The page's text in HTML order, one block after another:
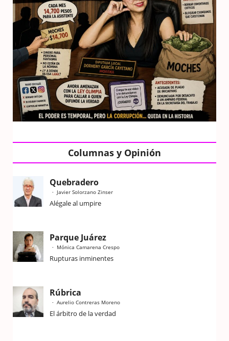
Columnas y Opinión
Quebradero
Javier Solorzano Zinser
Alégale al umpire
Parque Juárez
Mónica Camarena Crespo
Rupturas inminentes
Rúbrica
Aurelio Contreras Moreno
El árbitro de la verdad